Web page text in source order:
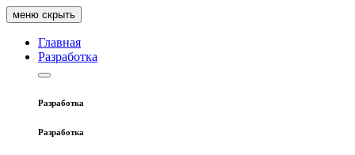
меню скрыть
Главная
Pазработка
Pазработка
Pазработка